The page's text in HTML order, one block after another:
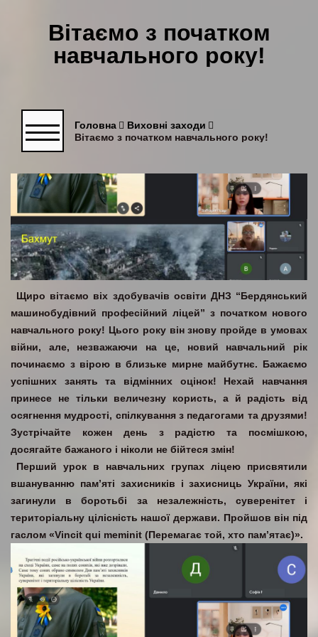
Вітаємо з початком
навчального року!
Головна
Виховні заходи
Вітаємо з початком навчального року!
Щиро вітаємо віх здобувачів освіти ДНЗ “Бердянський
машинобудівний професійний ліцей” з початком нового
навчального року! Цього року він знову пройде в умовах
війни, але, незважаючи на це, новий навчальний рік
починаємо з вірою в близьке мирне майбутнє. Бажаємо
успішних занять та відмінних оцінок! Нехай навчання
принесе не тільки величезну користь, а й радість від
осягнення мудрості, спілкування з педагогами та друзями!
Зустрічайте кожен день з радістю та посмішкою,
досягайте бажаного і ніколи не бійтеся змін!
Перший урок в навчальних групах ліцею
присвятили
вшануванню пам’яті захисників і захисниць України, які
загинули в боротьбі за незалежність, суверенітет і
територіальну цілісність нашої держави. Пройшов він під
гаслом «Vincit qui meminit (Перемагає той, хто пам’ятає)».